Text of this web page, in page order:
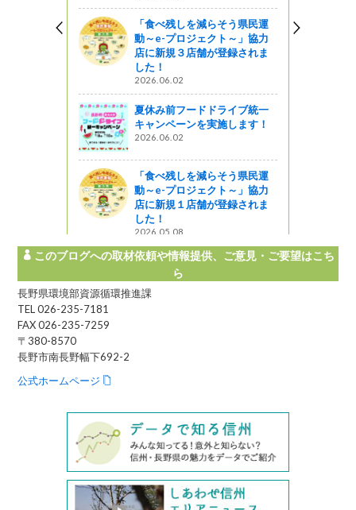
「食べ残しを減らそう県民運
動～e-プロジェクト～」協力
店に新規３店舗が登録されま
した！
2026.06.02
夏休み前フードドライブ統一
キャンペーンを実施します！
2026.06.02
「食べ残しを減らそう県民運
動～e-プロジェクト～」協力
店に新規１店舗が登録されま
した！
2026.05.08
このブログへの取材依頼や情報提供、ご意見・ご要望はこち
ら
長野県環境部資源循環推進課
TEL 026-235-7181
FAX 026-235-7259
〒380-8570
長野市南長野幅下692-2
公式ホームページ